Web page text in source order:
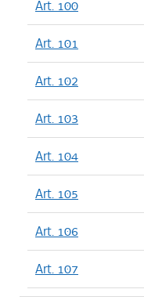
Art. 100
Art. 101
Art. 102
Art. 103
Art. 104
Art. 105
Art. 106
Art. 107